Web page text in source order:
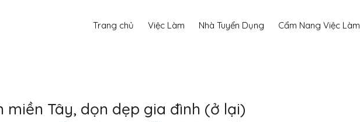
Trang chủ Việc Làm Nhà Tuyển Dụng Cẩm Nang Việc Làm
miền Tây, dọn dẹp gia đình (ở lại)